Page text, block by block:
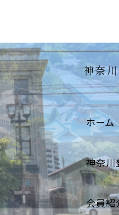
神奈
ホーム
神奈川
会員紹